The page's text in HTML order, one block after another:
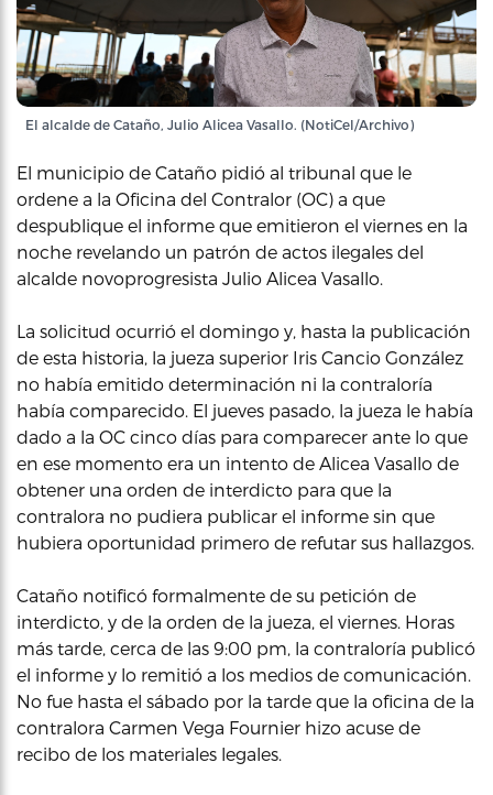
El alcalde de Cataño, Julio Alicea Vasallo. (NotiCel/Archivo)
El municipio de Cataño pidió al tribunal que le
ordene a la Oficina del Contralor (OC) a que
despublique el informe que emitieron el viernes en la
noche revelando un patrón de actos ilegales del
alcalde novoprogresista Julio Alicea Vasallo.
La solicitud ocurrió el domingo y, hasta la publicación
de esta historia, la jueza superior Iris Cancio González
no había emitido determinación ni la contraloría
había comparecido. El jueves pasado, la jueza le había
dado a la OC cinco días para comparecer ante lo que
en ese momento era un intento de Alicea Vasallo de
obtener una orden de interdicto para que la
contralora no pudiera publicar el informe sin que
hubiera oportunidad primero de refutar sus hallazgos.
Cataño notificó formalmente de su petición de
interdicto, y de la orden de la jueza, el viernes. Horas
más tarde, cerca de las 9:00 pm, la contraloría publicó
el informe y lo remitió a los medios de comunicación.
No fue hasta el sábado por la tarde que la oficina de la
contralora Carmen Vega Fournier hizo acuse de
recibo de los materiales legales.